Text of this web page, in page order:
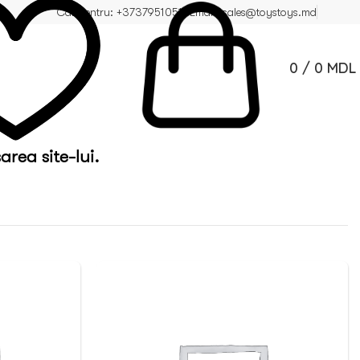
Call centru: +37379510510 Email: sales@toystoys.md
0 / 0 MDL
site-lui.